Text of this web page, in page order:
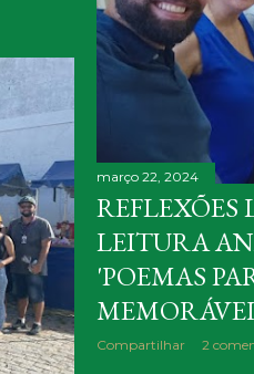
março 22, 2024
REFLEXÕES
LEITURA
'POEMAS
Compartilhar 2